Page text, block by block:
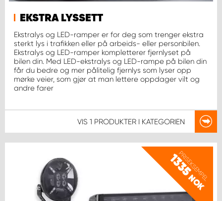
EKSTRA LYSSETT
Ekstralys og LED-ramper er for deg som trenger ekstra
sterkt lys i trafikken eller på arbeids- eller personbilen.
Ekstralys og LED-ramper kompletterer fjernlyset på
bilen din. Med LED-ekstralys og LED-rampe på bilen din
får du bedre og mer pålitelig fjernlys som lyser opp
mørke veier, som gjør at man lettere oppdager vilt og
andre farer
VIS 1 PRODUKTER I KATEGORIEN
PRISEKSEMPEL
1335
NOK
WORK SYSTEM TRONDHEIM